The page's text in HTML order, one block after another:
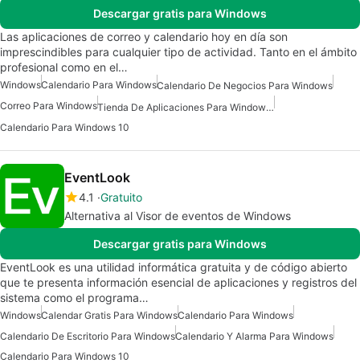
Descargar gratis para Windows
Las aplicaciones de correo y calendario hoy en día son
imprescindibles para cualquier tipo de actividad. Tanto en el ámbito
profesional como en el…
WindowsCalendario Para WindowsCalendario De Negocios Para Windows
Correo Para Windows
Tienda De Aplicaciones Para Windows 10
Calendario Para Windows 10
EventLook
4.1 Gratuito
Alternativa al Visor de eventos de Windows
Descargar gratis para Windows
EventLook es una utilidad informática gratuita y de código abierto
que te presenta información esencial de aplicaciones y registros del
sistema como el programa…
WindowsCalendar Gratis Para WindowsCalendario Para Windows
Calendario De Escritorio Para WindowsCalendario Y Alarma Para Windows
Calendario Para Windows 10